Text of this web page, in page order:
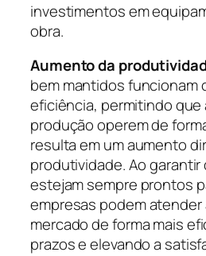
investimentos em
obra.
Aumento da
bem mantidos funcionam
eficiência, permitindo que
produção operem de
resulta em um aumento
produtividade. Ao
estejam sempre prontos
empresas podem atender
mercado de forma mais
prazos e elevando a